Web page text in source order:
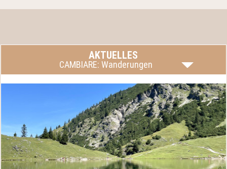
AKTUELLES
CAMBIARE: Wanderungen
mehr lesen